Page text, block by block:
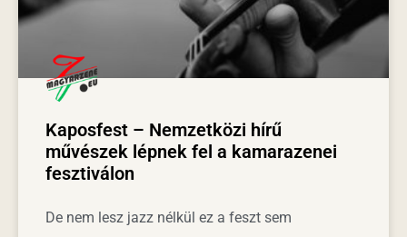
Kaposfest – Nemzetközi hírű
művészek lépnek fel a kamarazenei
fesztiválon
De nem lesz jazz nélkül ez a feszt sem